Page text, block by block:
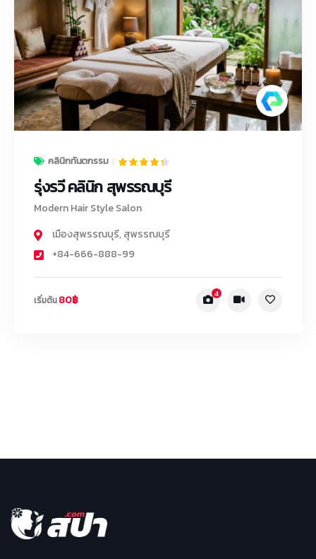
คลินิกทันตกรรม
รุ่งรวี คลินิก สุพรรณบุรี
Modern Hair Style Salon
เมืองสุพรรณบุรี,สุพรรณบุรี
+84-666-888-99
เริ่มต้น80฿ 4